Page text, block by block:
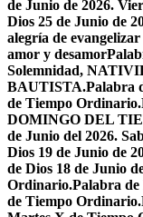
de Junio de 2026.
Dios 25 de Junio de
alegría de
amor y desamor
Solemnidad,
BAUTISTA.Palabra
de Tiempo Ordinario.
DOMINGO DEL
de Junio del 2026.
Dios 19 de Junio de
de Dios 18 de Junio
Ordinario.Palabra de
de Tiempo Ordinario.